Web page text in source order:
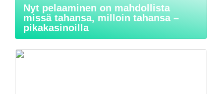
Nyt pelaaminen on mahdollista
missä tahansa, milloin tahansa –
pikakasinoilla